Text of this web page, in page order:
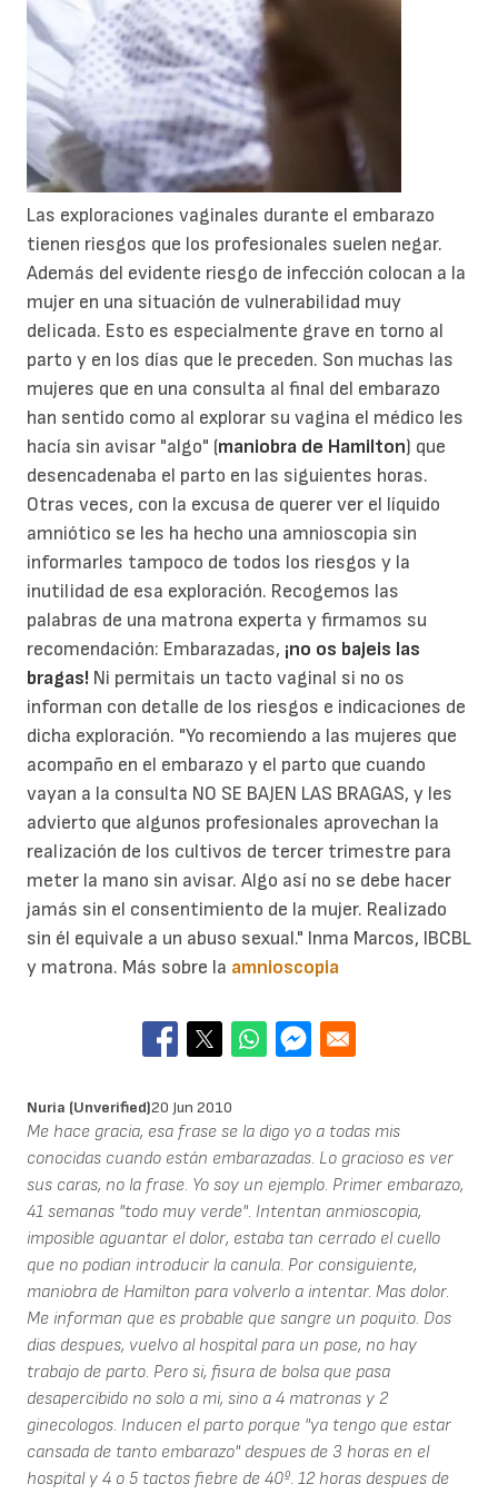
Las exploraciones vaginales durante el embarazo
tienen riesgos que los profesionales suelen negar.
Además del evidente riesgo de infección colocan a la
mujer en una situación de vulnerabilidad muy
delicada. Esto es especialmente grave en torno al
parto y en los días que le preceden. Son muchas las
mujeres que en una consulta al final del embarazo
han sentido como al explorar su vagina el médico les
hacía sin avisar "algo" (maniobra de Hamilton) que
desencadenaba el parto en las siguientes horas.
Otras veces, con la excusa de querer ver el líquido
amniótico se les ha hecho una amnioscopia sin
informarles tampoco de todos los riesgos y la
inutilidad de esa exploración. Recogemos las
palabras de una matrona experta y firmamos su
recomendación: Embarazadas, ¡no os bajeis las
bragas! Ni permitais un tacto vaginal si no os
informan con detalle de los riesgos e indicaciones de
dicha exploración. "Yo recomiendo a las mujeres que
acompaño en el embarazo y el parto que cuando
vayan a la consulta NO SE BAJEN LAS BRAGAS, y les
advierto que algunos profesionales aprovechan la
realización de los cultivos de tercer trimestre para
meter la mano sin avisar. Algo así no se debe hacer
jamás sin el consentimiento de la mujer. Realizado
sin él equivale a un abuso sexual." Inma Marcos, IBCBL
y matrona. Más sobre la amnioscopia
Nuria (unverified)20 Jun 2010
Me hace gracia, esa frase se la digo yo a todas mis
conocidas cuando están embarazadas. Lo gracioso es ver
sus caras, no la frase. Yo soy un ejemplo. Primer embarazo,
41 semanas "todo muy verde". Intentan anmioscopia,
imposible aguantar el dolor, estaba tan cerrado el cuello
que no podian introducir la canula. Por consiguiente,
maniobra de Hamilton para volverlo a intentar. Mas dolor.
Me informan que es probable que sangre un poquito. Dos
dias despues, vuelvo al hospital para un pose, no hay
trabajo de parto. Pero si, fisura de bolsa que pasa
desapercibido no solo a mi, sino a 4 matronas y 2
ginecologos. Inducen el parto porque "ya tengo que estar
cansada de tanto embarazo" despues de 3 horas en el
hospital y 4 o 5 tactos fiebre de 40º. 12 horas despues de